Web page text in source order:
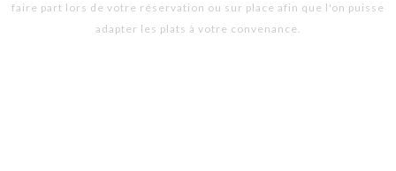
faire part lors de votre réservation ou sur place afin que l'on puisse
adapter les plats à votre convenance.